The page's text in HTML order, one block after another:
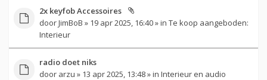
2x keyfob Accessoires
doorJimBoB » 19 apr 2025, 16:40 » in Te koop aangeboden:
Interieur
radio doet niks
door arzu » 13 apr 2025, 13:48 » in Interieur en audio